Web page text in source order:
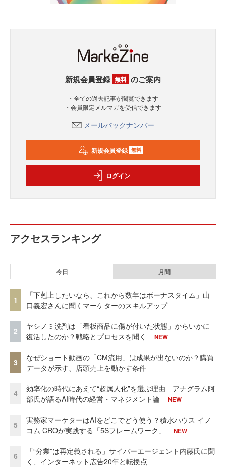
新規会員登録 無料 のご案内
・全ての過去記事が閲覧できます
・会員限定メルマガを受信できます
メールバックナンバー
新規会員登録 無料
ログイン
アクセスランキング
今日 月間
1
「下剋上したいなら、これから数年はボーナスタイム」山
口義宏さんに聞くマーケターのスキルアップ
2
ヤシノミ洗剤は「看板商品に傷が付いた状態」からいかに
復活したのか？戦略とプロセスを聞く
NEW
3
なぜショート動画の「CM流用」は成果が出ないのか？購買
データが示す、店頭売上を動かす条件
4
効率化の時代にあえて“超属人化”を選ぶ理由 アナグラム阿
部氏が語るAI時代の経営・マネジメント論
NEW
5
実務家マーケターはAIをどこでどう使う？積水ハウス イノ
コム CROが実践する「5Sフレームワーク」
NEW
6
「“分業”は再定義される」サイバーエージェント内藤氏に聞
く、インターネット広告20年と転換点